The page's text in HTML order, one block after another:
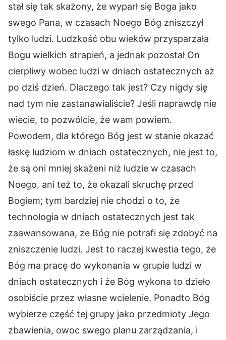
stał się tak skażony, że wyparł się Boga jako
swego Pana, w czasach Noego Bóg zniszczył
tylko ludzi. Ludzkość obu wieków przysparzała
Bogu wielkich strapień, a jednak pozostał On
cierpliwy wobec ludzi w dniach ostatecznych aż
po dziś dzień. Dlaczego tak jest? Czy nigdy się
nad tym nie zastanawialiście? Jeśli naprawdę nie
wiecie, to pozwólcie, że wam powiem.
Powodem, dla którego Bóg jest w stanie okazać
łaskę ludziom w dniach ostatecznych, nie jest to,
że są oni mniej skażeni niż ludzie w czasach
Noego, ani też to, że okazali skruchę przed
Bogiem; tym bardziej nie chodzi o to, że
technologia w dniach ostatecznych jest tak
zaawansowana, że Bóg nie potrafi się zdobyć na
zniszczenie ludzi. Jest to raczej kwestia tego, że
Bóg ma pracę do wykonania w grupie ludzi w
dniach ostatecznych i że Bóg wykona to dzieło
osobiście przez własne wcielenie. Ponadto Bóg
wybierze część tej grupy jako przedmioty Jego
zbawienia, owoc swego planu zarządzania, i